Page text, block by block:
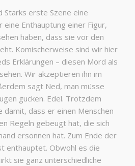
Starks erste Szene eine
eine Enthauptung einer Figur,
haben, dass sie vor den
Komischerweise sind wir hier
Erklärungen – diesen Mord als
Wir akzeptieren ihn im
sagt Ned, man müsse
gucken. Edel. Trotzdem
dass er einen Menschen
Regeln gebeugt hat, die sich
ersonnen hat. Zum Ende der
enthauptet. Obwohl es die
sie ganz unterschiedliche